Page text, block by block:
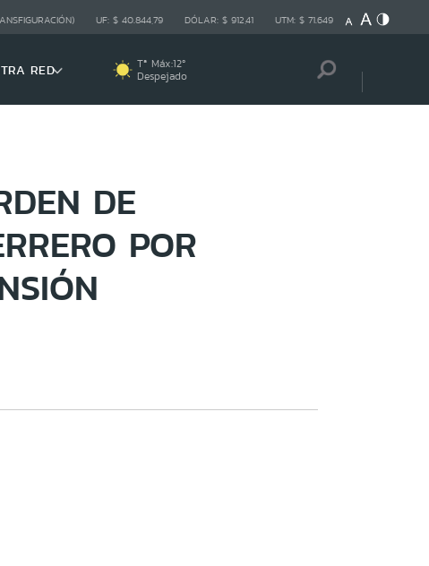
UF: $ 40.844,79 DÓLAR: $ 912,41 UTM: $ 71.649
RED Tª Máx:12º
Despejado
DE
POR